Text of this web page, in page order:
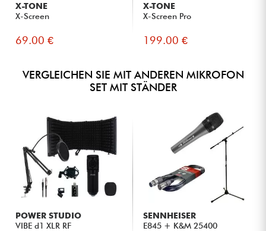
X-TONE
X-Screen
69.00 €
X-TONE
X-Screen Pro
199.00 €
VERGLEICHEN SIE MIT ANDEREN MIKROFON
SET MIT STÄNDER
POWER STUDIO
VIBE d1 XLR RF
SENNHEISER
E845 + K&M 25400